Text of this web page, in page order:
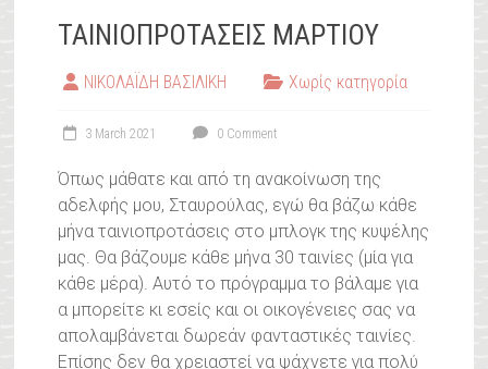
ΤΑΙΝΙΟΠΡΟΤΑΣΕΙΣ ΜΑΡΤΙΟΥ
ΝΙΚΟΛΑΪΔΗ ΒΑΣΙΛΙΚΗ Χωρίς κατηγορία
3 March 2021 0 Comment
Όπως μάθατε και από τη ανακοίνωση της
αδελφής μου, Σταυρούλας, εγώ θα βάζω κάθε
μήνα ταινιοπροτάσεις στο μπλογκ της κυψέλης
μας. Θα βάζουμε κάθε μήνα 30 ταινίες (μία για
κάθε μέρα). Αυτό το πρόγραμμα το βάλαμε για
α μπορείτε κι εσείς και οι οικογένειες σας να
απολαμβάνεται δωρεάν φανταστικές ταινίες.
Επίσης δεν θα χρειαστεί να ψάχνετε για πολύ